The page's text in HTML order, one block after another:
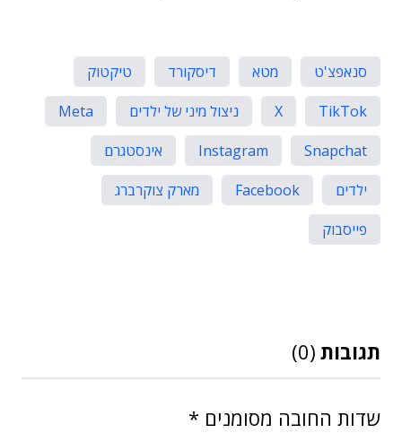
סנאפצ'ט מטא דיסקורד
טיקטוק
TikTok
X ניצול מיני של ילדים
Meta
Snapchat
Instagram
אינסטגרם
ילדים
Facebook
מארק צוקרברג
פייסבוק
תגובות (0)
שדות החובה מסומנים *